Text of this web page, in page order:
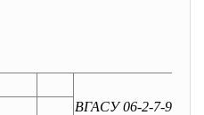
ВГАСУ 06-2-7-953